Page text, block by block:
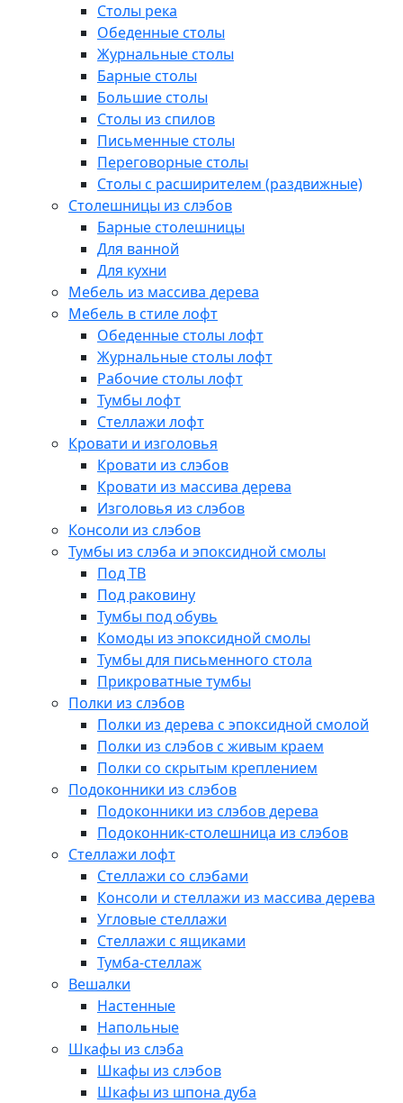
Столы река
Обеденные столы
Журнальные столы
Барные столы
Большие столы
Столы из спилов
Письменные столы
Переговорные столы
Столы с расширителем (раздвижные)
Столешницы из слэбов
Барные столешницы
Для ванной
Для кухни
Мебель из массива дерева
Мебель в стиле лофт
Обеденные столы лофт
Журнальные столы лофт
Рабочие столы лофт
Тумбы лофт
Стеллажи лофт
Кровати и изголовья
Кровати из слэбов
Кровати из массива дерева
Изголовья из слэбов
Консоли из слэбов
Тумбы из слэба и эпоксидной смолы
Под ТВ
Под раковину
Тумбы под обувь
Комоды из эпоксидной смолы
Тумбы для письменного стола
Прикроватные тумбы
Полки из слэбов
Полки из дерева с эпоксидной смолой
Полки из слэбов с живым краем
Полки со скрытым креплением
Подоконники из слэбов
Подоконники из слэбов дерева
Подоконник-столешница из слэбов
Стеллажи лофт
Стеллажи со слэбами
Консоли и стеллажи из массива дерева
Угловые стеллажи
Стеллажи с ящиками
Тумба-стеллаж
Вешалки
Настенные
Напольные
Шкафы из слэба
Шкафы из слэбов
Шкафы из шпона дуба